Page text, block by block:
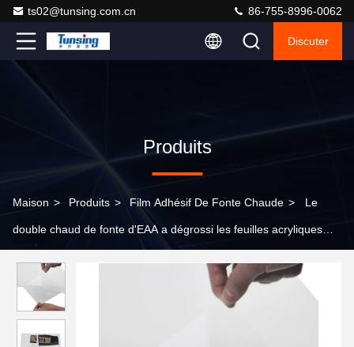
ts02@tunsing.com.cn 86-755-8996-0062
Discuter
Produits
Maison > Produits > Film Adhésif De Fonte Chaude > Le
double chaud de fonte d'EAA a dégrossi les feuilles acryliques